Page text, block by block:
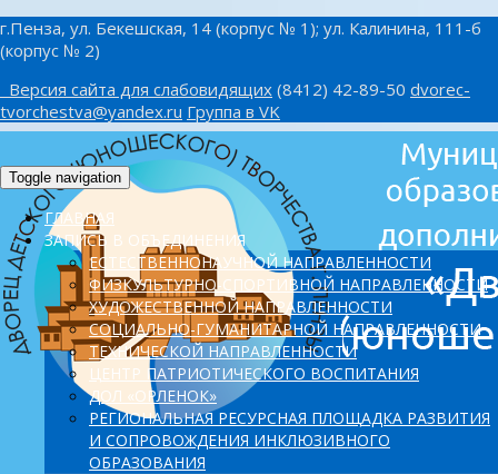
г.Пенза, ул. Бекешская, 14 (корпус № 1); ул. Калинина, 111-б
(корпус № 2)
Версия сайта для слабовидящих (8412) 42-89-50 dvorec-
tvorchestva@yandex.ru Группа в VK
Toggle navigation
ГЛАВНАЯ
ЗАПИСЬ В ОБЪЕДИНЕНИЯ
ЕСТЕСТВЕННОНАУЧНОЙ НАПРАВЛЕННОСТИ
ФИЗКУЛЬТУРНО-СПОРТИВНОЙ НАПРАВЛЕННОСТИ
ХУДОЖЕСТВЕННОЙ НАПРАВЛЕННОСТИ
СОЦИАЛЬНО-ГУМАНИТАРНОЙ НАПРАВЛЕННОСТИ
ТЕХНИЧЕСКОЙ НАПРАВЛЕННОСТИ
ЦЕНТР ПАТРИОТИЧЕСКОГО ВОСПИТАНИЯ
ДОЛ «ОРЛЕНОК»
PЕГИОНАЛЬНАЯ РЕСУРСНАЯ ПЛОЩАДКА РАЗВИТИЯ
И СОПРОВОЖДЕНИЯ ИНКЛЮЗИВНОГО
ОБРАЗОВАНИЯ